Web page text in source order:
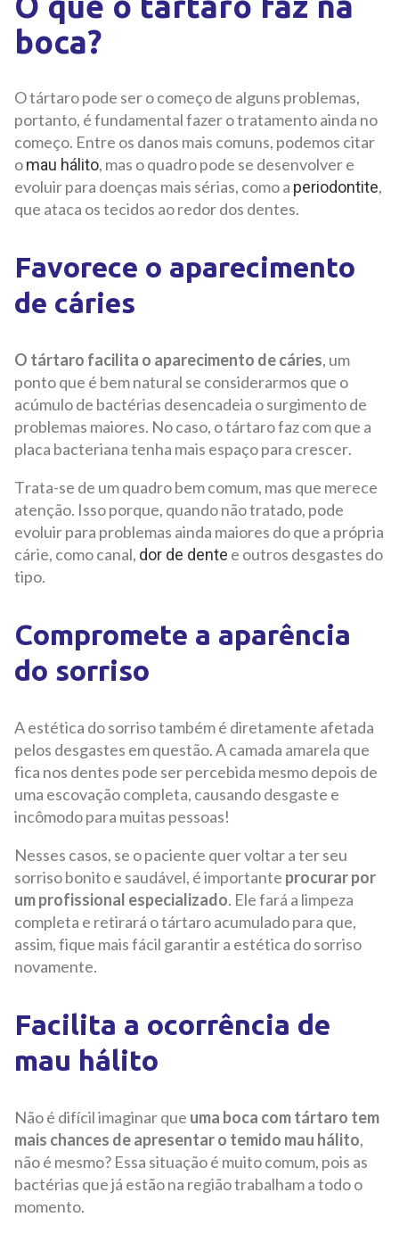
boca?
O tártaro pode ser o começo de alguns problemas,
portanto, é fundamental fazer o tratamento ainda no
começo. Entre os danos mais comuns, podemos citar
omau hálito, mas o quadro pode se desenvolver e
evoluir para doenças mais sérias, como a periodontite,
que ataca os tecidos ao redor dos dentes.
Favorece o aparecimento
de cáries
O tártaro facilita o aparecimento de cáries, um
ponto que é bem natural se considerarmos que o
acúmulo de bactérias desencadeia o surgimento de
problemas maiores. No caso, o tártaro faz com que a
placa bacteriana tenha mais espaço para crescer.
Trata-se de um quadro bem comum, mas que merece
atenção. Isso porque, quando não tratado, pode
evoluir para problemas ainda maiores do que a própria
cárie, como canal, dor de dente e outros desgastes do
tipo.
Compromete a aparência
do sorriso
A estética do sorriso também é diretamente afetada
pelos desgastes em questão. A camada amarela que
fica nos dentes pode ser percebida mesmo depois de
uma escovação completa, causando desgaste e
incômodo para muitas pessoas!
Nesses casos, se o paciente quer voltar a ter seu
sorriso bonito e saudável, é importante procurar por
um profissional especializado. Ele fará a limpeza
completa e retirará o tártaro acumulado para que,
assim, fique mais fácil garantir a estética do sorriso
novamente.
Facilita a ocorrência de
mau hálito
Não é difícil imaginar que uma boca com tártaro tem
mais chances de apresentar o temido mau hálito,
não é mesmo? Essa situação é muito comum, pois as
bactérias que já estão na região trabalham a todo o
momento.